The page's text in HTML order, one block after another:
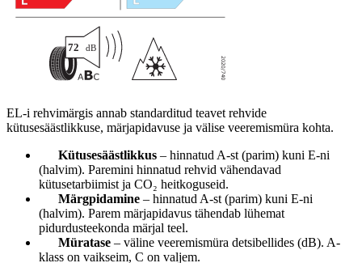
EL-i rehvimärgis annab standarditud teavet rehvide
kütusesäästlikkuse, märjapidavuse ja välise veeremismüra kohta.
Kütusesäästlikkus – hinnatud A-st (parim) kuni E-ni
(halvim). Paremini hinnatud rehvid vähendavad
kütusetarbiimist ja CO₂ heitkoguseid.
Märgpidamine – hinnatud A-st (parim) kuni E-ni
(halvim). Parem märjapidavus tähendab lühemat
pidurdusteekonda märjal teel.
Müratase – väline veeremismüra detsibellides (dB). A-
klass on vaikseim, C on valjem.